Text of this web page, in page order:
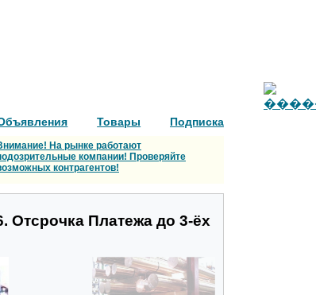
Товары Подписка
На рынке работают
компании! Проверяйте
контрагентов!
Платежа до 3-ёх